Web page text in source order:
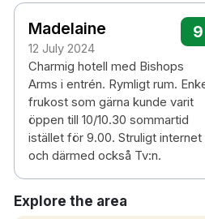
50 minuters bilresa till
flygplats
Madelaine
12 July 2024
9
Charmig hotell med Bishops
Arms i entrén. Rymligt rum.
frukost som gärna kunde varit
öppen till 10/10.30 sommartid
istället för 9.00. Struligt internet
och därmed också Tv:n.
Explore the area